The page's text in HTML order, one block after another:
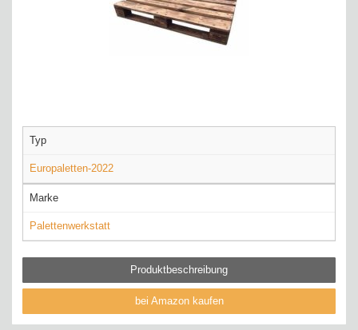
Typ
Europaletten-2022
Marke
Palettenwerkstatt
Produktbeschreibung
bei Amazon kaufen